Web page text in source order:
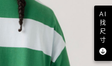
AI
找
尺
寸